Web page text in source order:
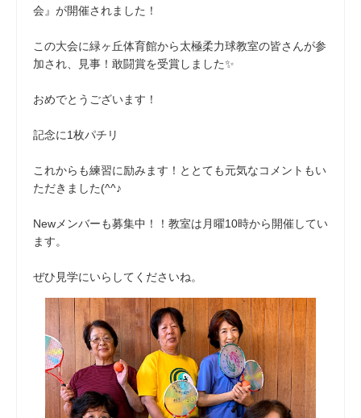
会』が開催されました！
この大会に緑ヶ丘体育館から太極柔力球教室の皆さんが参
加され、見事！敢闘賞を受賞しました✨
おめでとうございます！
記念に1枚パチリ
これからも練習に励みます！ととても元気なコメントもい
ただきました(^^♪
Newメンバーも募集中！！教室は月曜10時から開催してい
ます。
ぜひ見学にいらしてくださいね。